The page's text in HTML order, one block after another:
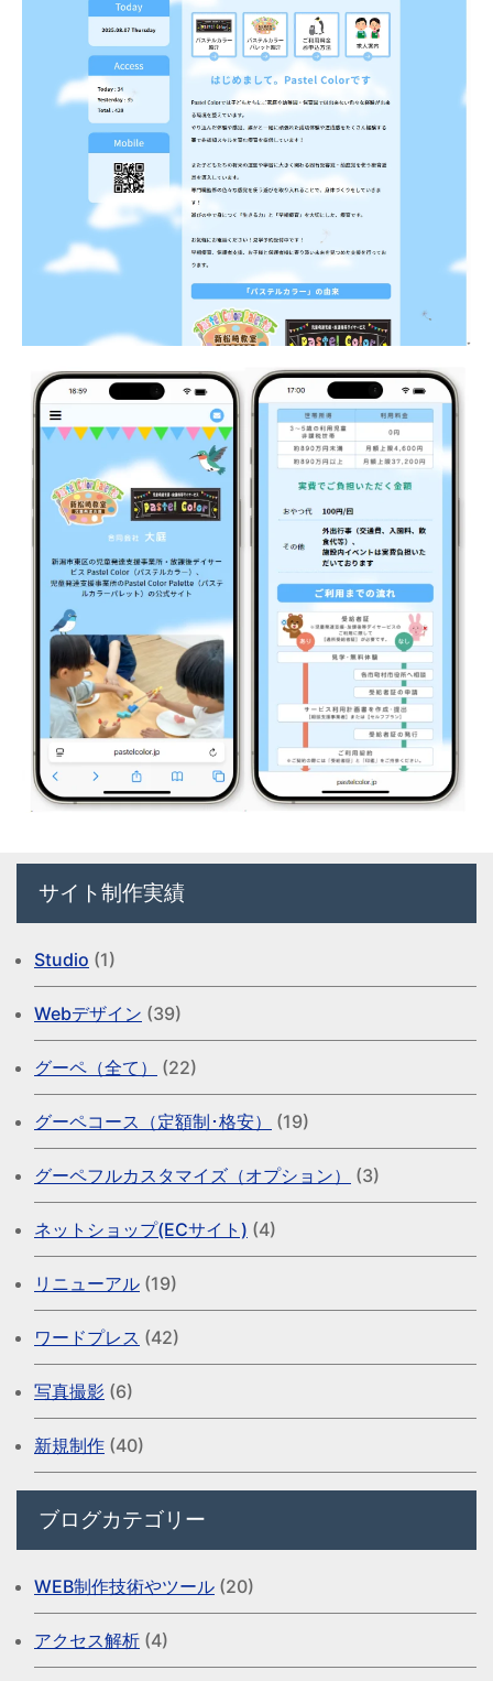
サイト制作実績
Studio (1)
Webデザイン (39)
グーペ（全て） (22)
グーペコース（定額制･格安） (19)
グーペフルカスタマイズ（オプション） (3)
ネットショップ(ECサイト) (4)
リニューアル (19)
ワードプレス (42)
写真撮影 (6)
新規制作 (40)
ブログカテゴリー
WEB制作技術やツール (20)
アクセス解析 (4)